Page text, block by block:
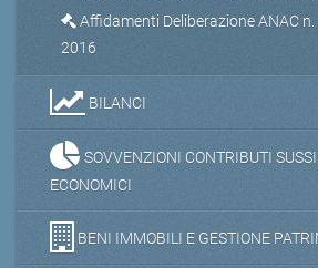
Affidamenti Deliberazione ANAC
2016
BILANCI
SOVVENZIONI CONTRIBUTI
ECONOMICI
BENI IMMOBILI E GESTIONE